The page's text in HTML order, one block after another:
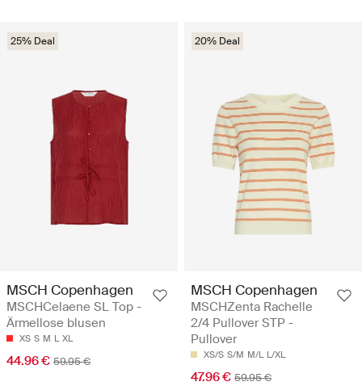
25% Deal
MSCH Copenhagen
MSCHCelaene SL Top -
Ärmellose blusen
XS S M L XL
44.96 € 59.95 €
20% Deal
MSCH Copenhagen
MSCHZenta Rachelle
2/4 Pullover STP -
Pullover
XS/S S/M M/L L/XL
47.96 € 59.95 €